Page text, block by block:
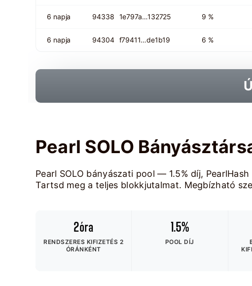
6 napja 94338 1e797a…132725 9 %
6 napja 94304 f79411…de1b19 6 %
Pearl SOLO
Pearl SOLO bányászati pool — 1.5% díj,
Tartsd meg a teljes blokkjutalmat. Megbízható
2óra
RENDSZERES KIFIZETÉS 2
ÓRÁNKÉNT
1.5%
POOL DÍJ